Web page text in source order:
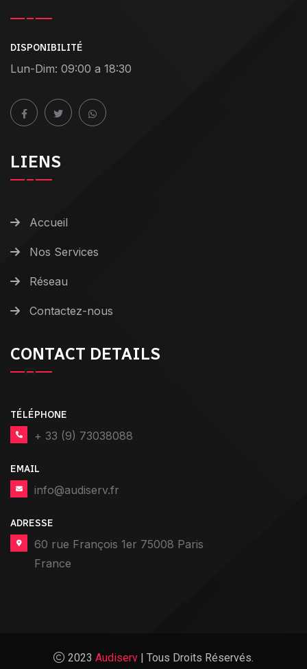
DISPONIBILITÉ
Lun-Dim: 09:00 a 18:30
LIENS
Accueil
Nos Services
Réseau
Contactez-nous
CONTACT DETAILS
TÉLÉPHONE
+ 33 (9) 73038088
EMAIL
info@audiserv.fr
ADRESSE
60 rue François 1er 75008 Paris
France
2023 Audiserv | Tous Droits Réservés.